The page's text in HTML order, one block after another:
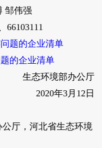
伟强
题的企业清单
的企业清单
生态环境部办公厅
2020年3月12日
厅，河北省生态环境